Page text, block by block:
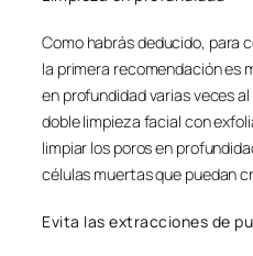
Como habrás deducido, para
la primera recomendación es
en profundidad varias veces
doble limpieza facial con
limpiar los poros en
células muertas que puedan
Evita las extracciones de